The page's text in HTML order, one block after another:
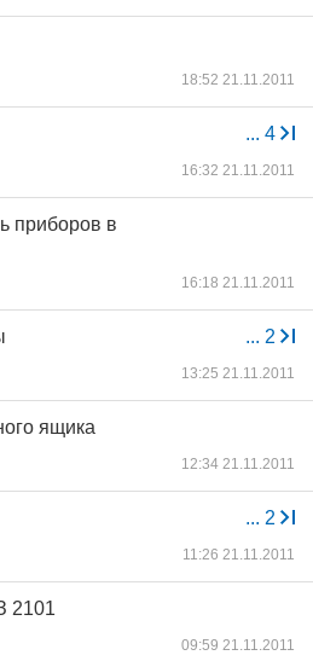
18:52 21.11.2011
... 4
16:32 21.11.2011
приборов в
16:18 21.11.2011
... 2
13:25 21.11.2011
ящика
12:34 21.11.2011
... 2
11:26 21.11.2011
2101
09:59 21.11.2011